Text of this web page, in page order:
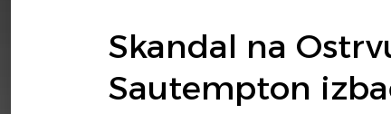
Skandal na
Sautempton